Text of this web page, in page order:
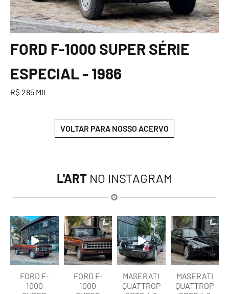
FORD F-1000 SUPER SÉRIE
ESPECIAL - 1986
R$ 285 MIL
VOLTAR PARA NOSSO ACERVO
L'ART NO INSTAGRAM
lart.br
Ago 7
FORD F-
1000
lart.br
Ago 7
FORD F-
1000
lart.br
Ago 6
MASERATI
QUATTROP
lart.br
Ago 6
MASERATI
QUATTROP